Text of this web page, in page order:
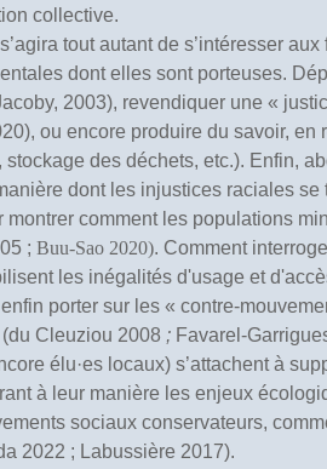
collective.
tout autant de s’intéresser
dont elles sont porteuses.
2003), revendiquer une «
ou encore produire du savoir,
des déchets, etc.). Enfin,
dont les injustices raciales
comment les populations
; Buu-Sao 2020). Comment
les inégalités d'usage et
porter sur les « contre-
Cleuziou 2008 ; Favarel-
élu·es locaux) s’attachent à
à leur manière les enjeux
sociaux conservateurs,
2022 ; Labussière 2017).